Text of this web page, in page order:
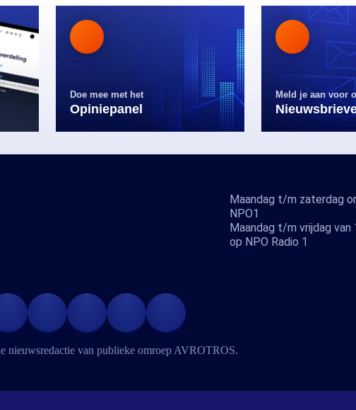
Doe mee met het
Opiniepanel
Meld je aan voor
Maandag t/m zaterdag
NPO1
Maandag t/m vrijdag
op NPO Radio 1
nieuwsredactie van publieke omroep AVROTROS.